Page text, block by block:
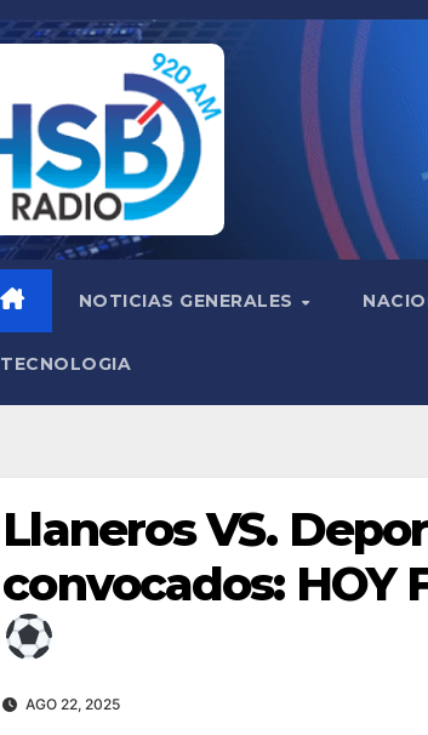
NOTICIAS GENERALES
TECNOLOGIA
Llaneros VS.
convocados: HOY
AGO 22, 2025